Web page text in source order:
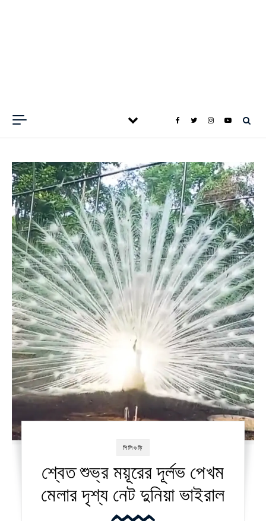
শিলিগুড়ি
শ্বেত শুভ্র ময়ূরের দূর্লভ পেখম
মেলার দৃশ্য নেট দুনিয়া ভাইরাল